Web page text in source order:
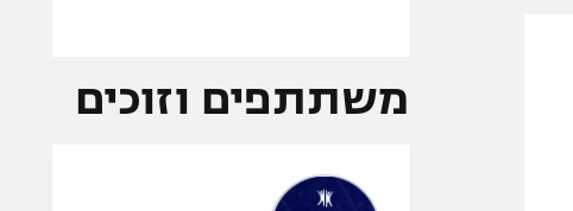
משתתפים וזוכים